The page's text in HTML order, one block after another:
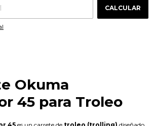
CALCULAR
Okuma
45 para Troleo